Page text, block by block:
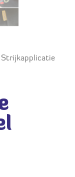
Strijkapplicatie